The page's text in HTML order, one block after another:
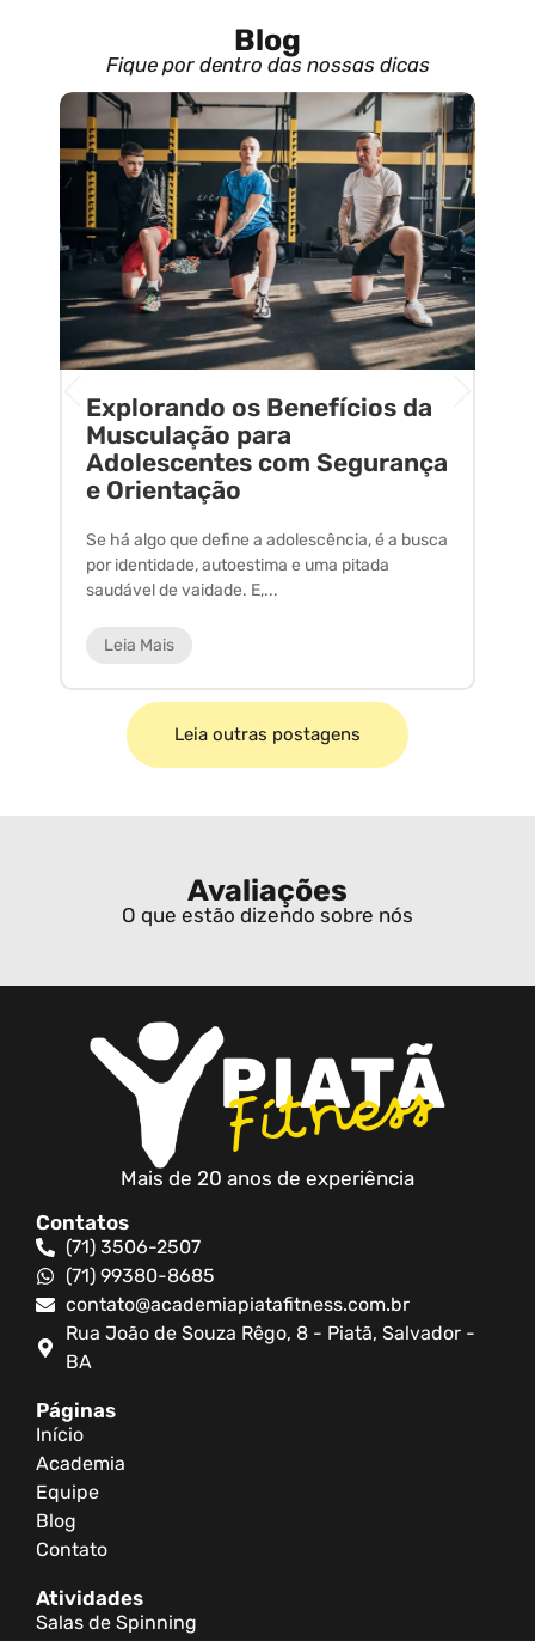
Blog
Fique por dentro das nossas dicas
Explorando os Benefícios da
Musculação para
Adolescentes com Segurança
e Orientação
Se há algo que define a adolescência, é a busca
por identidade, autoestima e uma pitada
saudável de vaidade. E,...
Leia Mais
Leia outras postagens
Avaliações
O que estão dizendo sobre nós
Mais de 20 anos de experiência
Contatos
(71) 3506-2507
(71) 99380-8685
contato@academiapiatafitness.com.br
Rua João de Souza Rêgo, 8 - Piatã, Salvador -
BA
Páginas
Início
Academia
Equipe
Blog
Contato
Atividades
Salas de Spinning